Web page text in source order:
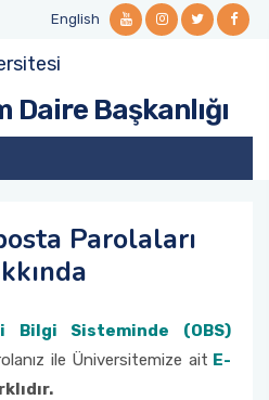
English
Daire Başkanlığı
Parolaları
Bilgi Sisteminde (OBS)
ile Üniversitemize ait E-
Erişimi)